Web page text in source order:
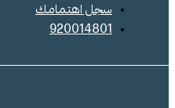
سجل اهتمامك
920014801